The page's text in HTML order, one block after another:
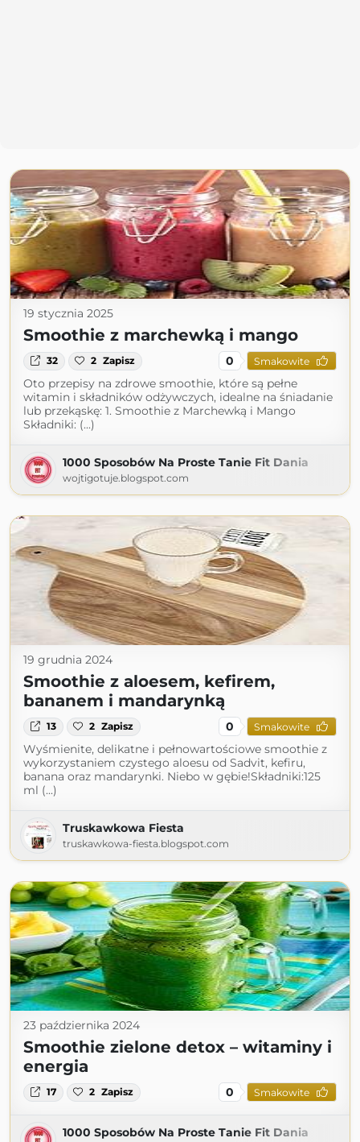
19 stycznia 2025
Smoothie z marchewką i mango
32 2 Zapisz 0 Smakowite
Oto przepisy na zdrowe smoothie, które są pełne
witamin i składników odżywczych, idealne na śniadanie
lub przekąskę: 1. Smoothie z Marchewką i Mango
Składniki: (...)
1000 Sposobów Na Proste Tanie Fit Dania
wojtigotuje.blogspot.com
19 grudnia 2024
Smoothie z aloesem, kefirem,
bananem i mandarynką
13 2 Zapisz 0 Smakowite
Wyśmienite, delikatne i pełnowartościowe smoothie z
wykorzystaniem czystego aloesu od Sadvit, kefiru,
banana oraz mandarynki. Niebo w gębie!Składniki:125
ml (...)
Truskawkowa Fiesta
truskawkowa-fiesta.blogspot.com
23 października 2024
Smoothie zielone detox – witaminy i
energia
17 2 Zapisz 0 Smakowite
1000 Sposobów Na Proste Tanie Fit Dania